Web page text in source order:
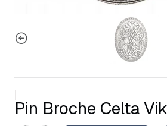
Pin Broche Celta